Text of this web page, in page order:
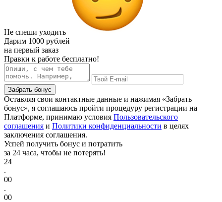
Не спеши уходить
Дарим 1000 рублей
на первый заказ
Правки к работе бесплатно!
Забрать бонус
Оставляя свои контактные данные и нажимая «Забрать
бонус», я соглашаюсь пройти процедуру регистрации на
Платформе, принимаю условия Пользовательского
соглашения и Политики конфиденциальности в целях
заключения соглашения.
Успей получить бонус и потратить
за 24 часа, чтобы не потерять!
24
.
00
.
00